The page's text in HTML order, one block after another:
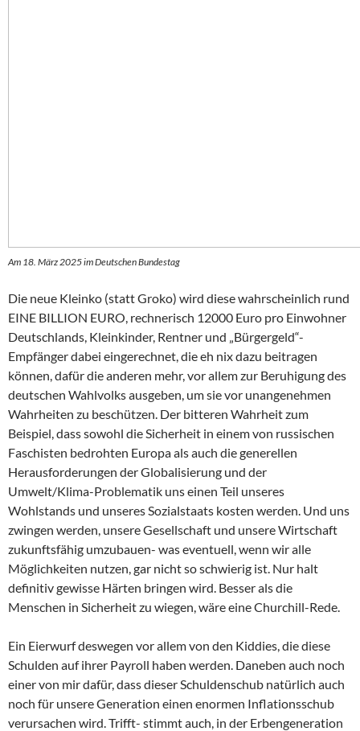
Am 18. März 2025 im Deutschen Bundestag
Die neue Kleinko (statt Groko) wird diese wahrscheinlich rund
EINE BILLION EURO, rechnerisch 12000 Euro pro Einwohner
Deutschlands, Kleinkinder, Rentner und „Bürgergeld“-
Empfänger dabei eingerechnet, die eh nix dazu beitragen
können, dafür die anderen mehr, vor allem zur Beruhigung des
deutschen Wahlvolks ausgeben, um sie vor unangenehmen
Wahrheiten zu beschützen. Der bitteren Wahrheit zum
Beispiel, dass sowohl die Sicherheit in einem von russischen
Faschisten bedrohten Europa als auch die generellen
Herausforderungen der Globalisierung und der
Umwelt/Klima-Problematik uns einen Teil unseres
Wohlstands und unseres Sozialstaats kosten werden. Und uns
zwingen werden, unsere Gesellschaft und unsere Wirtschaft
zukunftsfähig umzubauen- was eventuell, wenn wir alle
Möglichkeiten nutzen, gar nicht so schwierig ist. Nur halt
definitiv gewisse Härten bringen wird. Besser als die
Menschen in Sicherheit zu wiegen, wäre eine Churchill-Rede.
Ein Eierwurf deswegen vor allem von den Kiddies, die diese
Schulden auf ihrer Payroll haben werden. Daneben auch noch
einer von mir dafür, dass dieser Schuldenschub natürlich auch
noch für unsere Generation einen enormen Inflationsschub
verursachen wird. Trifft- stimmt auch, in der Erbengeneration